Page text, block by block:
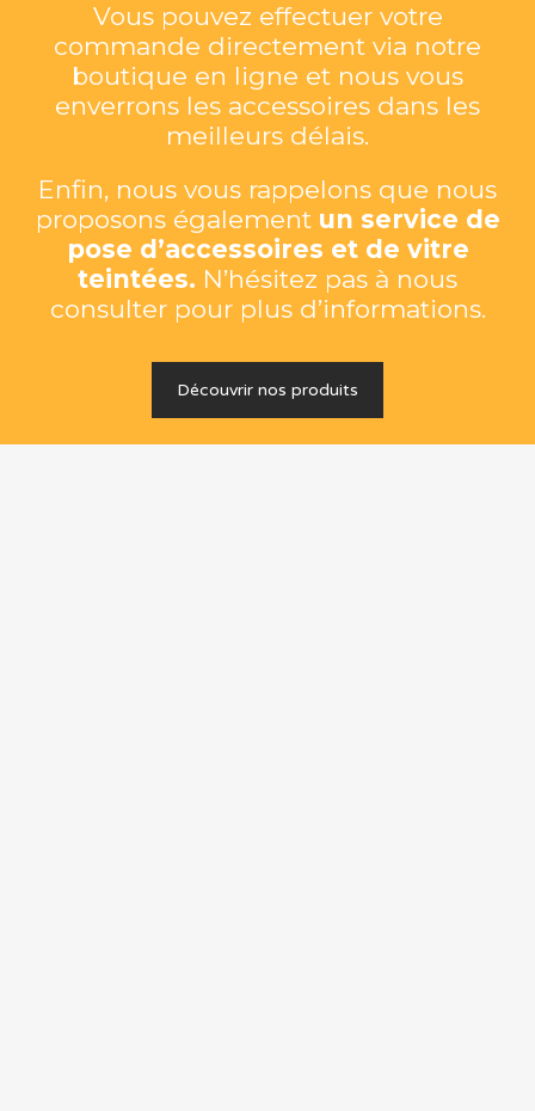
Vous pouvez effectuer votre
commande directement via notre
boutique en ligne et nous vous
enverrons les accessoires dans les
meilleurs délais.
Enfin, nous vous rappelons que nous
proposons également un service de
pose d’accessoires et de vitre
teintées. N’hésitez pas à nous
consulter pour plus d’informations.
Découvrir nos produits